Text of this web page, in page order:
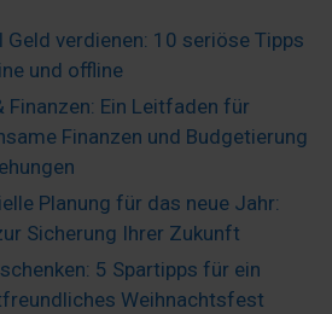
Geld verdienen: 10 seriöse Tipps
und offline
Finanzen: Ein Leitfaden für
Finanzen und Budgetierung
Planung für das neue Jahr:
Sicherung Ihrer Zukunft
5 Spartipps für ein
Weihnachtsfest